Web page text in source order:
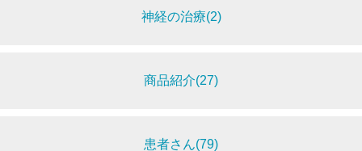
神経の治療(2)
商品紹介(27)
患者さん(79)